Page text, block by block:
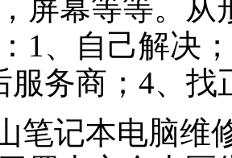
屏幕等等。从
1、自己解决
服务商；4、找
笔记本电脑维